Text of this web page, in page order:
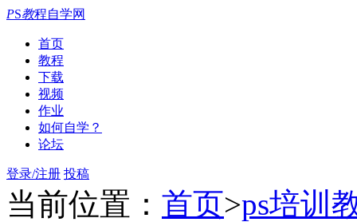
PS教程自学网
首页
教程
下载
视频
作业
如何自学？
论坛
登录/注册 投稿
当前位置： 首页>ps培训